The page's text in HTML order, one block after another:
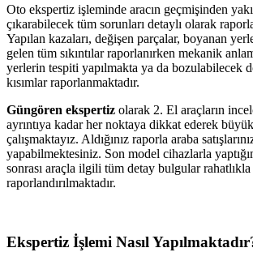
Oto ekspertiz işleminde aracın geçmişinden
çıkarabilecek tüm sorunları detaylı olarak
Yapılan kazaları, değişen parçalar, boyanan
gelen tüm sıkıntılar raporlanırken mekanik
yerlerin tespiti yapılmakta ya da bozulabilecek
kısımlar raporlanmaktadır.
Güngören ekspertiz olarak 2. El araçların
ayrıntıya kadar her noktaya dikkat ederek
çalışmaktayız. Aldığınız raporla araba
yapabilmektesiniz. Son model cihazlarla
sonrası araçla ilgili tüm detay bulgular rahatlıkla
raporlandırılmaktadır.
Ekspertiz İşlemi Nasıl